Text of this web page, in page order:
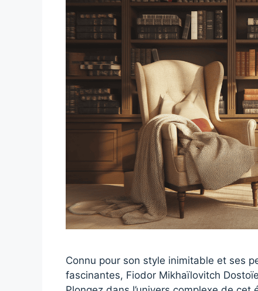
Connu pour son style inimitable et ses
fascinantes, Fiodor Mikhaïlovitch